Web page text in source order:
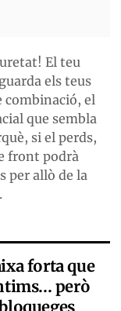
El teu
els teus
combinació, el
que sembla
si el perds,
front podrà
per allò de la
forta que
però